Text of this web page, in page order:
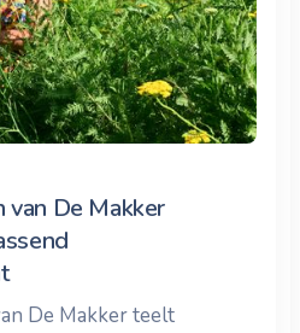
van De Makker
De Makker teelt